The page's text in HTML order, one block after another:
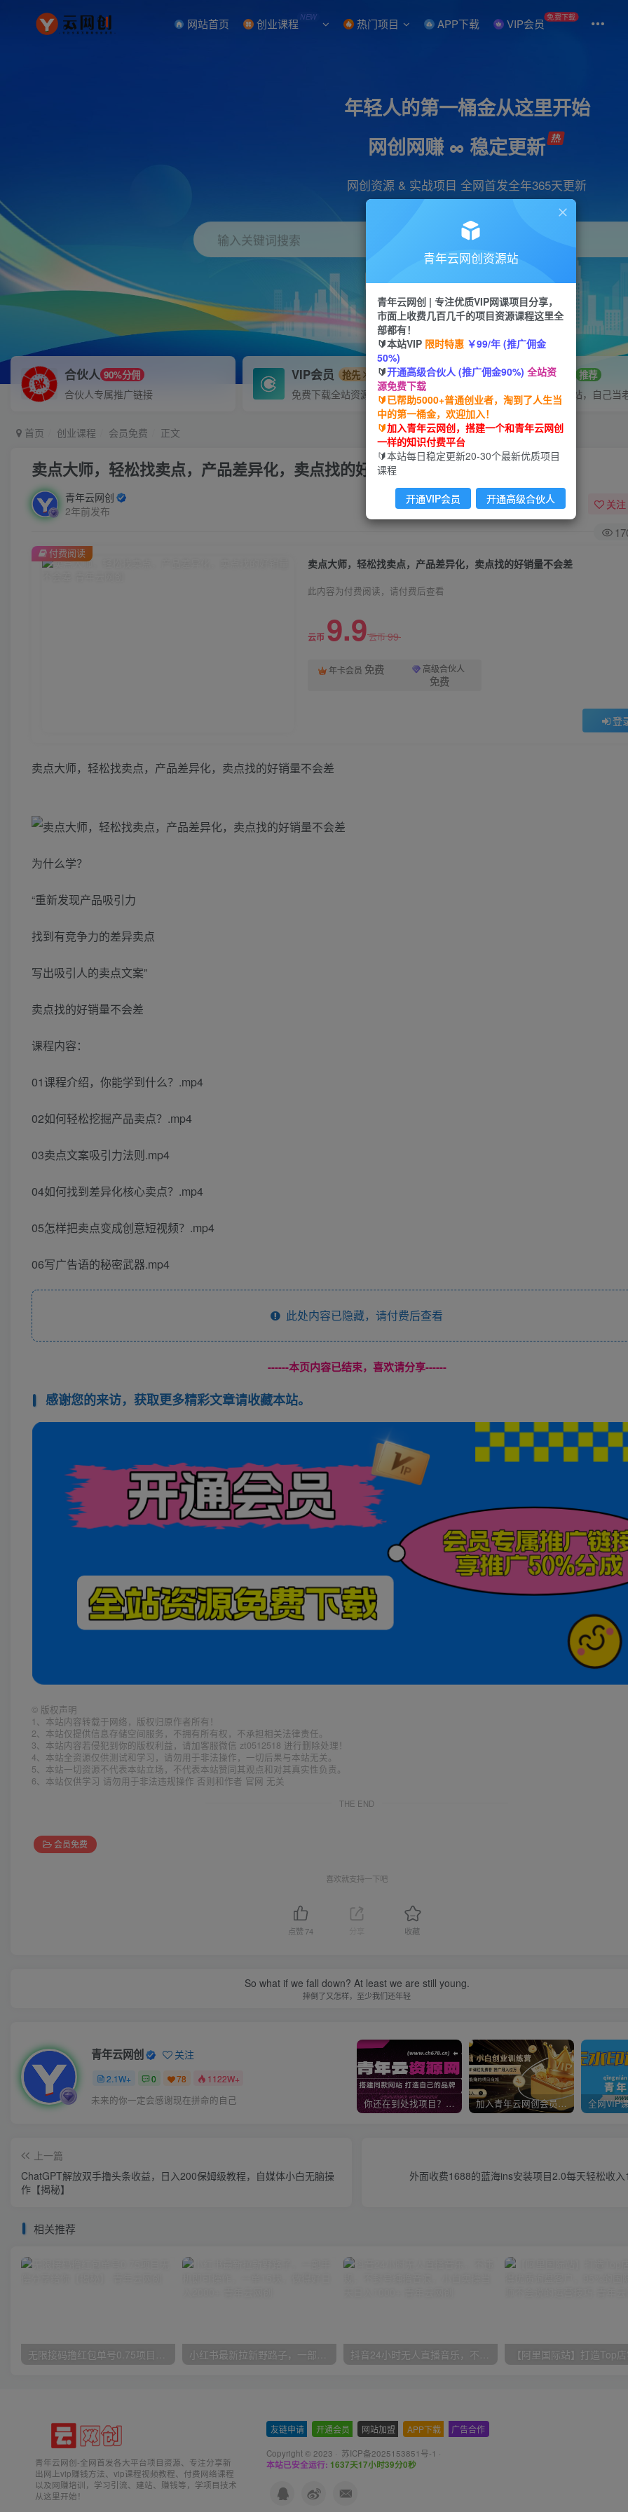
网站首页 创业课程 NEW 热门项目 APP下载 VIP会员 免费下载
年轻人的第一桶金从这里开始
网创网赚 ∞ 稳定更新
网创资源 & 实战项目 全网首发全年365天更新
输入关键词搜索
项目 引流 抖音 短视频 剪辑 会员
合伙人 90%分佣
合伙人专属推广链接
VIP会员 抢先
免费下载全站资源
招募站长 推荐
搭建同款网站，自己当
首页 创业课程 会员免费 正文
卖点大师，轻松找卖点，产品差异化，卖点找的好销量不会差
青年云网创
2年前发布
关注
卖点大师，轻松找卖点，产品差异化，卖点找的好销量不会差
此内容为付费阅读，请付费后查看
云币 9.9云币99
年卡会员 免费 高级合伙人
免费
登
付费阅读
卖点大师，轻松找卖点，产品差异化，卖点找的好销量不会差
为什么学？
“重新发现产品吸引力
找到有竞争力的差异卖点
写出吸引人的卖点文案”
卖点找的好销量不会差
课程内容：
01课程介绍，你能学到什么？.mp4
02如何轻松挖掘产品卖点？.mp4
03卖点文案吸引力法则.mp4
04如何找到差异化核心卖点？.mp4
05怎样把卖点变成创意短视频？.mp4
06写广告语的秘密武器.mp4
此处内容已隐藏，请付费后查看
------本页内容已结束，喜欢请分享------
感谢您的来访，获取更多精彩文章请收藏本站。
© 版权声明
1、本站内容转载于网络，版权归原作者所有！
2、本站仅提供信息存储空间服务，不拥有所有权，不承担相关法律责任。
3、本站内容若侵犯到你的版权利益，请加客服微信 zt0512518 进行删除处理！
4、本站全资源仅供测试和学习，请勿用于非法操作，一切后果与本站无关。
5、本站一切资源不代表本站立场，不代表本站赞同其观点和对其真实性负责。
6、本站仅供学习 请勿用于非法违规操作 否则和作者 官网 无关
THE END
会员免费
喜欢就支持一下吧
点赞74 收藏
So what if we fall down? At least we are still young.
摔倒了又怎样，至少我们还年轻
青年云网创 关注
2.1W+ 0 78 1122W+
未来的你一定会感谢现在拼命的自己 你还在到处找项目？还在当韭菜？我靠卖项目一个月收入5万+，曾经我也是个失败者。 加入青年云网创会员，全站资源免费学习。加入高级合伙人，推广日入1000+
上一篇
ChatGPT解放双手撸头条收益，日入200保姆级教程，自媒体小白无脑操
作【揭秘】
外面收费1688的蓝海ins安装项目2.0每天轻松收
相关推荐
无限接码撸红包单号0.75项目无偿分享给你【揭秘】 小红书最新拉新野路子，一部手机即可操作，一单15块，做得好日入2000+ 抖音24小时无人直播音乐，不违规，不封号纯撸音浪，小白实操当天日入1000+
青年云网创-全网首发各大平台项目资源、专注分享新
出网上vip赚钱方法、vip课程视频教程、付费网络课程
以及网赚培训，学习引流、建站、赚钱等，学项目技术
从这里开始！
友链申请 开通会员 网站加盟 APP下载 广告合作
Copyright © 2023 · 苏ICP备2025153851号-1 ·
本站已安全运行: 1637天17小时39分1秒
青年云网创资源站
青年云网创 | 专注优质VIP网课项目分享，
市面上收费几百几千的项目资源课程这里全
部都有！
🔰本站VIP 限时特惠 ￥99/年 (推广佣金
50%)
🔰开通高级合伙人 (推广佣金90%) 全站资
源免费下载
🔰已帮助5000+普通创业者，淘到了人生当
中的第一桶金，欢迎加入！
🔰加入青年云网创，搭建一个和青年云网创
一样的知识付费平台
🔰本站每日稳定更新20-30个最新优质项目
课程
开通VIP会员 开通高级合伙人